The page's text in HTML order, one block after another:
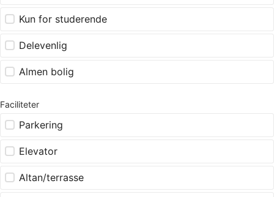
Kun for studerende
Delevenlig
Almen bolig
Faciliteter
Parkering
Elevator
Altan/terrasse